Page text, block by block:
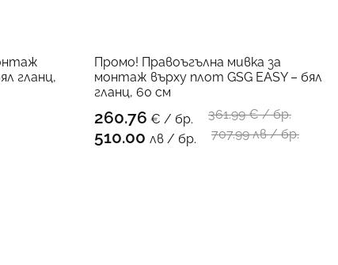
гланц,
Промо! Правоъгълна мивка за
монтаж върху плот GSG EASY – бял
гланц, 60 см
260.76 € / бр. 361.99€ / бр.
510.00 лв / бр. 707.99 лв / бр.
КЪМ ПРОДУКТА